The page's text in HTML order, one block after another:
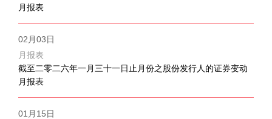
月报表
02月03日
月报表
截至二零二六年一月三十一日止月份之股份发行人的证券变动
月报表
01月15日